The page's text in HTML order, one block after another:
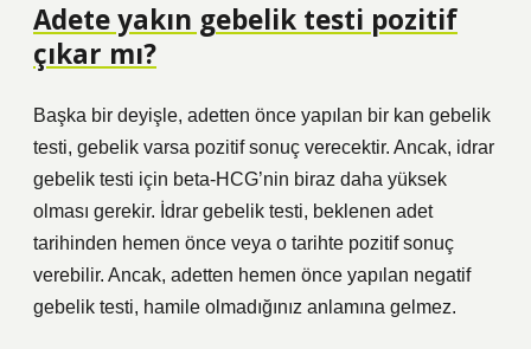
Adete yakın gebelik testi pozitif
çıkar mı?
Başka bir deyişle, adetten önce yapılan bir kan gebelik
testi, gebelik varsa pozitif sonuç verecektir. Ancak, idrar
gebelik testi için beta-HCG’nin biraz daha yüksek
olması gerekir. İdrar gebelik testi, beklenen adet
tarihinden hemen önce veya o tarihte pozitif sonuç
verebilir. Ancak, adetten hemen önce yapılan negatif
gebelik testi, hamile olmadığınız anlamına gelmez.